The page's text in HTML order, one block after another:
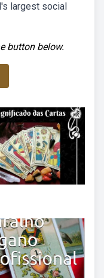
largest social
button below.